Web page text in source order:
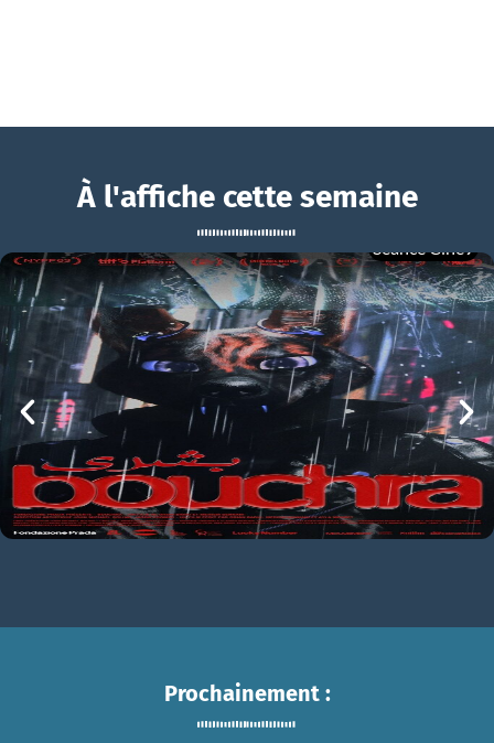
Making Of
Making Of Bande-annonce VF
À l'affiche cette semaine
BOUCHRA
mer 05/08
21h00
Prochainement :